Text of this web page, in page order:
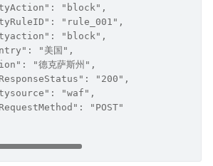
"block",
"rule_001",
"block",
"美国",
"德克萨斯州",
"200",
"waf",
"POST"